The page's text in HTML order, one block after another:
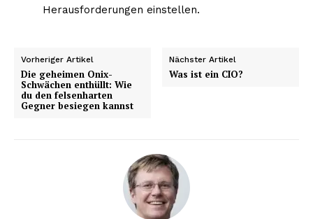
Erhalte unseren
kostenlosen Newsletter
Herausforderungen einstellen.
Vorheriger Artikel
Die geheimen Onix-
Schwächen enthüllt: Wie
du den felsenharten
Gegner besiegen kannst
Nächster Artikel
Was ist ein CIO?